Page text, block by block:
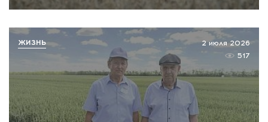
2 июля 2026
517
ЖИЗНЬ